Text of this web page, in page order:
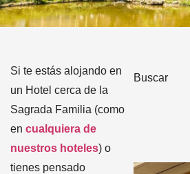
Si te estás alojando en
un Hotel cerca de la
Sagrada Familia (como
en cualquiera de
nuestros hoteles) o
tienes pensado
Buscar